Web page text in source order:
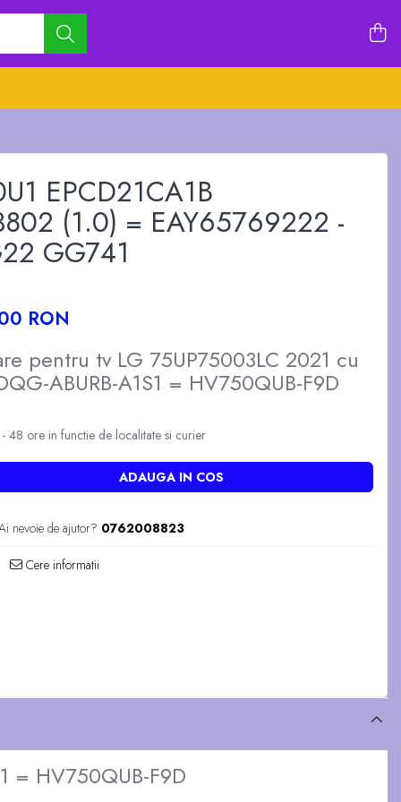
EPCD21CA1B
(1.0) = EAY65769222 -
GG741
RON
pentru tv LG 75UP75003LC 2021 cu
ABURB-A1S1 = HV750QUB-F9D
48 ore in functie de localitate si curier
ADAUGA IN COS
nevoie de ajutor? 0762008823
Cere informatii
= HV750QUB-F9D